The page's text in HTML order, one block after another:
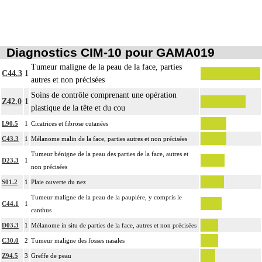
Diagnostics CIM-10 pour GAMA019
C44.3 1
Tumeur maligne de la peau de la face, parties
autres et non précisées
Z42.0 1
Soins de contrôle comprenant une opération
plastique de la tête et du cou
L90.5 1 Cicatrices et fibrose cutanées
C43.3 1 Mélanome malin de la face, parties autres et non précisées
D23.3 1
Tumeur bénigne de la peau des parties de la face, autres et
non précisées
S01.2 1 Plaie ouverte du nez
C44.1 1
Tumeur maligne de la peau de la paupière, y compris le
canthus
D03.3 1 Mélanome in situ de parties de la face, autres et non précisées
C30.0 2 Tumeur maligne des fosses nasales
Z94.5 3 Greffe de peau